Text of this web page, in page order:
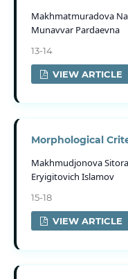
Makhmatmuradova
Munavvar Pardaevna
13-14
VIEW ARTICLE
Morphological
Makhmudjonova
Eryigitovich Islamov
15-18
VIEW ARTICLE